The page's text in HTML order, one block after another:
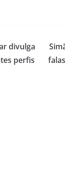
divulga
perfis